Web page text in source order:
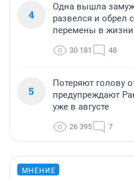
4
Одна вышла
развелся и обрел
перемены в жизни
30 181 48
5
Потеряют голову
предупреждают
уже в августе
26 395 7
МНЕНИЕ